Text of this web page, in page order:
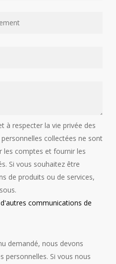
à respecter la vie privée des
collectées ne sont
les comptes et fournir les
Si vous souhaitez être
de produits ou de services,
communications de
demandé, nous devons
personnelles. Si vous nous